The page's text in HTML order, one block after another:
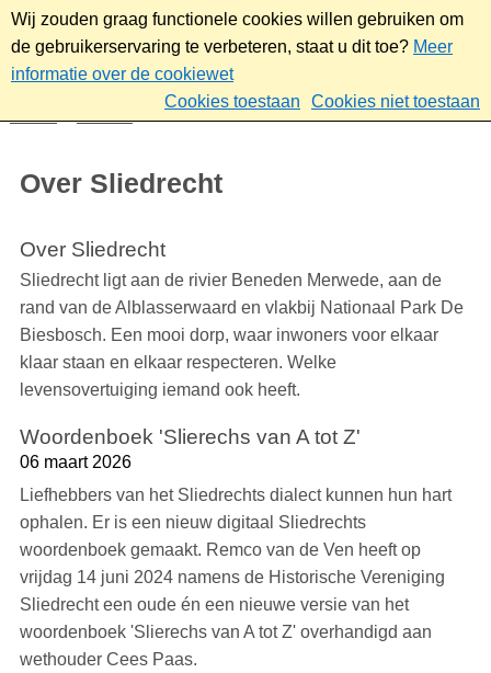
Wij zouden graag functionele cookies willen gebruiken om
de gebruikerservaring te verbeteren, staat u dit toe? Meer
informatie over de cookiewet
Cookies toestaan
Cookies niet toestaan
Over Sliedrecht
Over Sliedrecht
Over Sliedrecht
Sliedrecht ligt aan de rivier Beneden Merwede, aan de
rand van de Alblasserwaard en vlakbij Nationaal Park De
Biesbosch. Een mooi dorp, waar inwoners voor elkaar
klaar staan en elkaar respecteren. Welke
levensovertuiging iemand ook heeft.
Woordenboek 'Slierechs van A tot Z'
06 maart 2026
Liefhebbers van het Sliedrechts dialect kunnen hun hart
ophalen. Er is een nieuw digitaal Sliedrechts
woordenboek gemaakt. Remco van de Ven heeft op
vrijdag 14 juni 2024 namens de Historische Vereniging
Sliedrecht een oude én een nieuwe versie van het
woordenboek 'Slierechs van A tot Z' overhandigd aan
wethouder Cees Paas.